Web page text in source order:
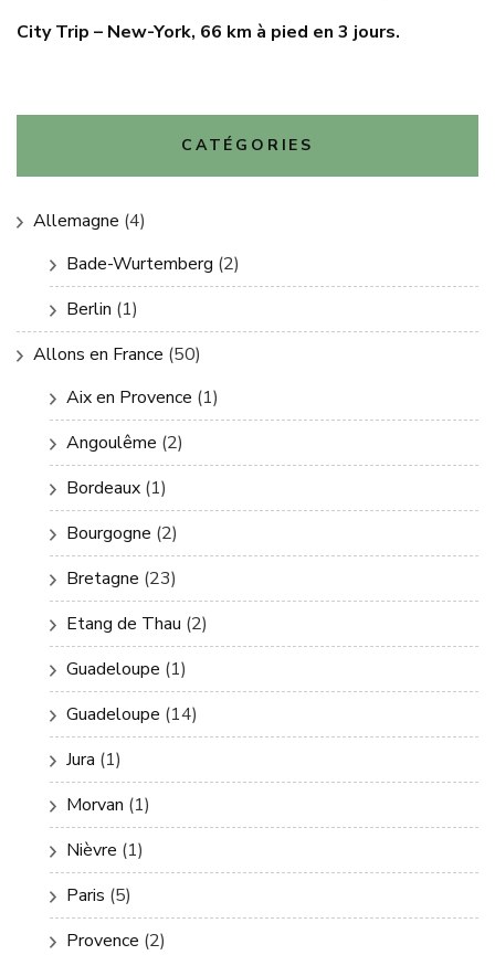
City Trip – New-York, 66 km à pied en 3 jours.
CATÉGORIES
Allemagne (4)
Bade-Wurtemberg (2)
Berlin (1)
Allons en France (50)
Aix en Provence (1)
Angoulême (2)
Bordeaux (1)
Bourgogne (2)
Bretagne (23)
Etang de Thau (2)
Guadeloupe (1)
Guadeloupe (14)
Jura (1)
Morvan (1)
Nièvre (1)
Paris (5)
Provence (2)